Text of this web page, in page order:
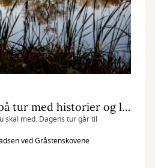
Gråstenskovene: på tur med historier og litteratur i rygsækken
skal med. Dagens tur går til
ved Gråstenskovene